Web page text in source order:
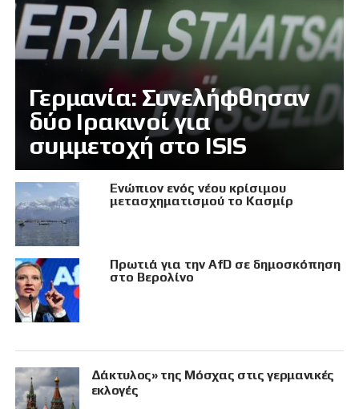
Γερμανία: Συνελήφθησαν
δύο Ιρακινοί για
συμμετοχή στο ISIS
Eνώπιον ενός νέου κρίσιμου
μετασχηματισμού το Κασμίρ
Πρωτιά για την AfD σε δημοσκόπηση
στο Βερολίνο
Δάκτυλος» της Μόσχας στις γερμανικές
εκλογές